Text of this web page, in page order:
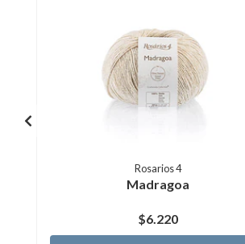
Rosarios 4
Madragoa
$6.220